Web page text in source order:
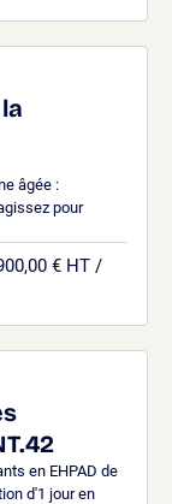
âgée :
pour
€ HT /
en EHPAD de
d'1 jour en